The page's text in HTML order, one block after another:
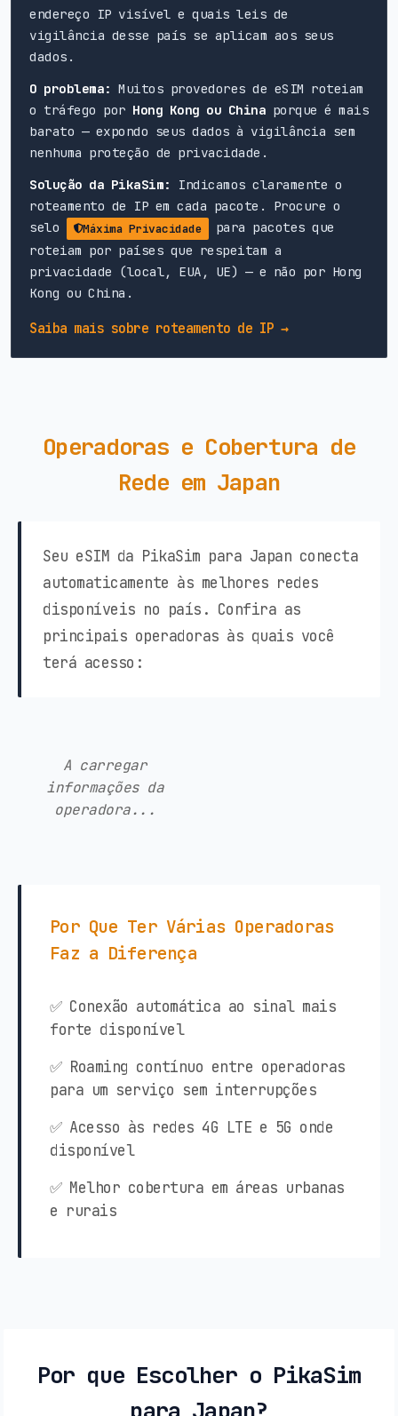
endereço IP visível e quais leis de
vigilância desse país se aplicam aos seus
dados.
O problema: Muitos provedores de eSIM roteiam
o tráfego por Hong Kong ou China porque é mais
barato — expondo seus dados à vigilância sem
nenhuma proteção de privacidade.
Solução da PikaSim:
Indicamos claramente o
roteamento de IP em cada pacote. Procure o
selo
Máxima Privacidade
para pacotes que
roteiam por países que respeitam a
privacidade (local, EUA, UE) — e não por Hong
Kong ou China.
Saiba mais sobre roteamento de IP →
Operadoras e Cobertura de
Rede em Japan
Seu eSIM da PikaSim para Japan conecta
automaticamente às melhores redes
disponíveis no país. Confira as
principais operadoras às quais você
terá acesso:
A carregar
informações da
operadora...
Por Que Ter Várias Operadoras
Faz a Diferença
✅ Conexão automática ao sinal mais
forte disponível
✅ Roaming contínuo entre operadoras
para um serviço sem interrupções
✅ Acesso às redes 4G LTE e 5G onde
disponível
✅ Melhor cobertura em áreas urbanas
e rurais
Por que Escolher o PikaSim